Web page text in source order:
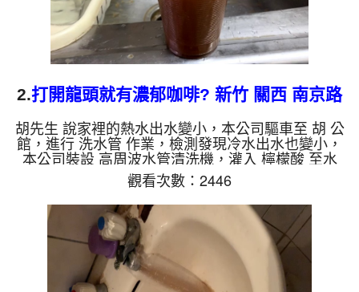
2.打開龍頭就有濃郁咖啡? 新竹 關西 南京路
清洗水管
胡先生 說家裡的熱水出水變小，本公司驅車至 胡 公
館，進行 洗水管 作業，檢測發現冷水出水也變小，
本公司裝設 高周波水管清洗機，灌入 檸檬酸 至水
管，等了約15分，開啟 水管清洗機 ，啟動 脈衝波 模
式，一洗水管就流出咖啡色髒水，看起來就像是濃郁
咖啡，兩個多小時後，冷熱出水都恢復正常了。 如
是自來水，如水管老化，會產生鐵鏽跟泥沙堆積，洗
出來的水就會是咖啡色，地下水含有氧化錳，管壁上
會結成黑色管垢，洗出來的水會跟石油一樣黑，有些
洗出綠色的水，是因為裡面有銅的物質，生鏽產生銅
綠，如是藍色的水，...
觀看次數：2446